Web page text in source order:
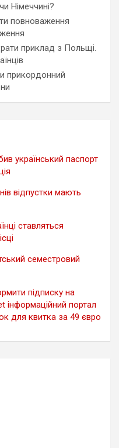
Німеччині?
повноваження
приклад з Польщі.
прикордонний
український паспорт
відпустки мають
ставляться
семестровий
підписку на
інформаційний портал
для квитка за 49 євро